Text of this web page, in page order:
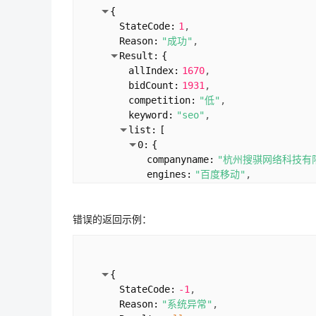
{
StateCode: 1
Reason: "成功"
Result: {
allIndex: 1670
bidCount: 1931
competition: "低"
keyword: "seo"
list:
[
0: {
companyname: "杭州搜骐网络科技有
engines: "百度移动"
companyname:
engines: "百度PC"
错误的返回示例：
{
StateCode: -1
Reason: "系统异常"